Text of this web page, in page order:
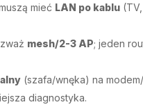
mieć LAN po kablu
mesh/2-3 AP; jeden
(szafa/wnęka) na
diagnostyka.